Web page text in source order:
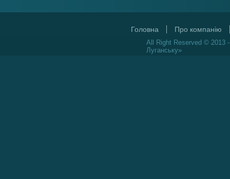
Головна Про компанію
All Right Reserved © 2013
Луганську»